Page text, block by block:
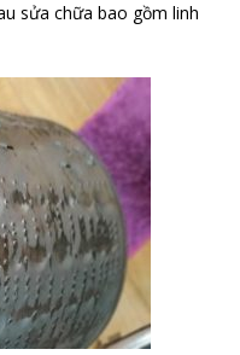
sửa chữa bao gồm linh